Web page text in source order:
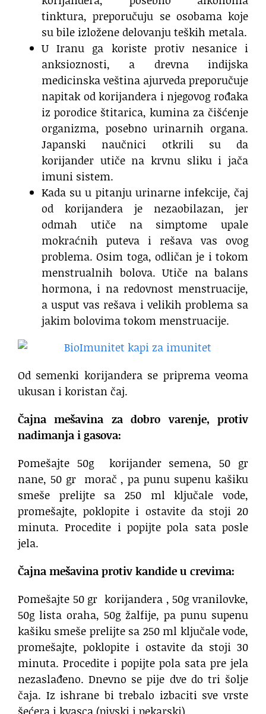
tinktura, preporučuju se osobama koje
su bile izložene delovanju teških metala.
U Iranu ga koriste protiv nesanice i
anksioznosti, a drevna indijska
medicinska veština ajurveda preporučuje
napitak od korijandera i njegovog rođaka
iz porodice štitarica, kumina za čišćenje
organizma, posebno urinarnih organa.
Japanski naučnici otkrili su da
korijander utiče na krvnu sliku i jača
imuni sistem.
Kada su u pitanju urinarne infekcije, čaj
od korijandera je nezaobilazan, jer
odmah utiče na simptome upale
mokraćnih puteva i rešava vas ovog
problema. Osim toga, odličan je i tokom
menstrualnih bolova. Utiče na balans
hormona, i na redovnost menstruacije,
a usput vas rešava i velikih problema sa
jakim bolovima tokom menstruacije.
Od semenki korijandera se priprema veoma
ukusan i koristan čaj.
Čajna mešavina za dobro varenje, protiv
nadimanja i gasova:
Pomešajte 50g korijander semena, 50 gr
nane, 50 gr morač , pa punu supenu kašiku
smeše prelijte sa 250 ml ključale vode,
promešajte, poklopite i ostavite da stoji 20
minuta. Procedite i popijte pola sata posle
jela.
Čajna mešavina protiv kandide u crevima:
Pomešajte 50 gr korijandera , 50g vranilovke,
50g lista oraha, 50g žalfije, pa punu supenu
kašiku smeše prelijte sa 250 ml ključale vode,
promešajte, poklopite i ostavite da stoji 30
minuta. Procedite i popijte pola sata pre jela
nezaslađeno. Dnevno se pije dve do tri šolje
čaja. Iz ishrane bi trebalo izbaciti sve vrste